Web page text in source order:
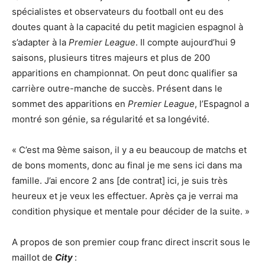
spécialistes et observateurs du football ont eu des
doutes quant à la capacité du petit magicien espagnol à
s’adapter à la Premier League. Il compte aujourd’hui 9
saisons, plusieurs titres majeurs et plus de 200
apparitions en championnat. On peut donc qualifier sa
carrière outre-manche de succès. Présent dans le
sommet des apparitions en Premier League, l’Espagnol a
montré son génie, sa régularité et sa longévité.
« C’est ma 9ème saison, il y a eu beaucoup de matchs et
de bons moments, donc au final je me sens ici dans ma
famille. J’ai encore 2 ans [de contrat] ici, je suis très
heureux et je veux les effectuer. Après ça je verrai ma
condition physique et mentale pour décider de la suite. »
A propos de son premier coup franc direct inscrit sous le
maillot de City :